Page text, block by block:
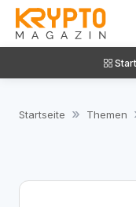
Startseite Themen